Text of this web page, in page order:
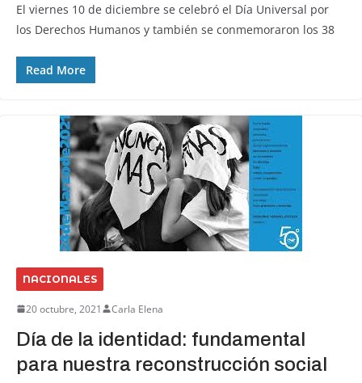
El viernes 10 de diciembre se celebró el Día Universal por
los Derechos Humanos y también se conmemoraron los 38
Read More
NACIONALES
20 octubre, 2021 Carla Elena
Día de la identidad: fundamental
para nuestra reconstrucción social